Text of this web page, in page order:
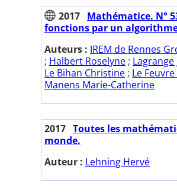
2017 Mathématice. N°
fonctions par un
Auteurs : IREM de Rennes
; Halbert Roselyne ; Lagrange
Le Bihan Christine ; Le
Manens Marie-Catherine
2017 Toutes les
monde.
Auteur : Lehning Hervé